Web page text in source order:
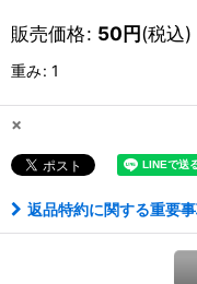
販売価格: 50円(税込)
重み: 1
×
返品特約に関する重要